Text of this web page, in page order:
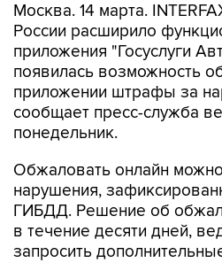
Москва. 14 марта.
России расширило
приложения "Госуслуги
появилась возможность
приложении штрафы за
сообщает пресс-служба
понедельник.
Обжаловать онлайн
нарушения,
ГИБДД. Решение об
в течение десяти дней,
запросить